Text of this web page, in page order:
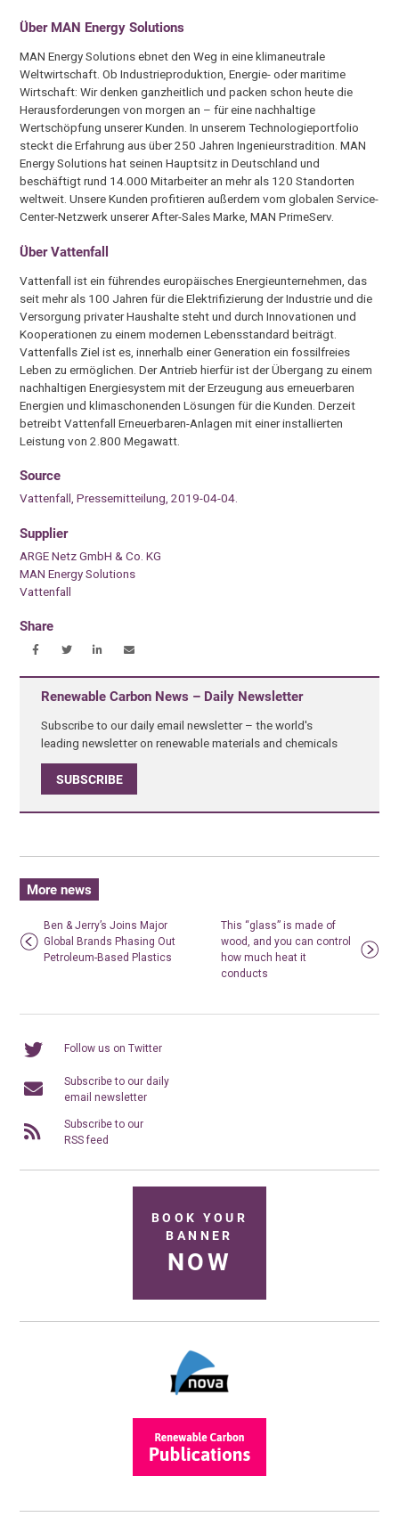
Über MAN Energy Solutions
MAN Energy Solutions ebnet den Weg in eine klimaneutrale
Weltwirtschaft. Ob Industrieproduktion, Energie- oder maritime
Wirtschaft: Wir denken ganzheitlich und packen schon heute die
Herausforderungen von morgen an – für eine nachhaltige
Wertschöpfung unserer Kunden. In unserem Technologieportfolio
steckt die Erfahrung aus über 250 Jahren Ingenieurstradition. MAN
Energy Solutions hat seinen Hauptsitz in Deutschland und
beschäftigt rund 14.000 Mitarbeiter an mehr als 120 Standorten
weltweit. Unsere Kunden profitieren außerdem vom globalen Service-
Center-Netzwerk unserer After-Sales Marke, MAN PrimeServ.
Über Vattenfall
Vattenfall ist ein führendes europäisches Energieunternehmen, das
seit mehr als 100 Jahren für die Elektrifizierung der Industrie und die
Versorgung privater Haushalte steht und durch Innovationen und
Kooperationen zu einem modernen Lebensstandard beiträgt.
Vattenfalls Ziel ist es, innerhalb einer Generation ein fossilfreies
Leben zu ermöglichen. Der Antrieb hierfür ist der Übergang zu einem
nachhaltigen Energiesystem mit der Erzeugung aus erneuerbaren
Energien und klimaschonenden Lösungen für die Kunden. Derzeit
betreibt Vattenfall Erneuerbaren-Anlagen mit einer installierten
Leistung von 2.800 Megawatt.
Source
Vattenfall, Pressemitteilung, 2019-04-04.
Supplier
ARGE Netz GmbH & Co. KG
MAN Energy Solutions
Vattenfall
Share
Renewable Carbon News – Daily Newsletter
Subscribe to our daily email newsletter – the world's
leading newsletter on renewable materials and chemicals
SUBSCRIBE
More news
Ben & Jerry’s Joins Major
Global Brands Phasing Out
Petroleum-Based Plastics
This “glass” is made of
wood, and you can control
how much heat it
conducts
Follow us on Twitter
Subscribe to our daily
email newsletter
Subscribe to our
RSS feed
BOOK YOUR
BANNER
NOW